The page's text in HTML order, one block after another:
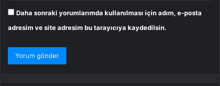
Daha sonraki yorumlarımda kullanılması için adım, e-posta
adresim ve site adresim bu tarayıcıya kaydedilsin.